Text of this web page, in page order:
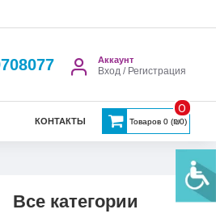
Аккаунт
Вход / Регистрация
КОНТАКТЫ Товаров 0 (₪0)
0
Все категории